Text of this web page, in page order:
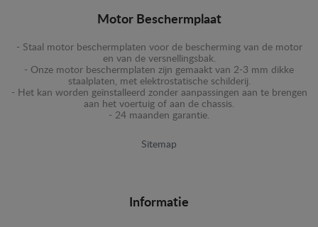
Motor Beschermplaat
- Staal motor beschermplaten voor de bescherming van de motor
en van de versnellingsbak.
- Onze motor beschermplaten zijn gemaakt van 2-3 mm dikke
staalplaten, met elektrostatische schilderij.
- Het kan worden geïnstalleerd zonder aanpassingen aan te brengen
aan het voertuig of aan de chassis.
- 24 maanden garantie.
Sitemap
Informatie